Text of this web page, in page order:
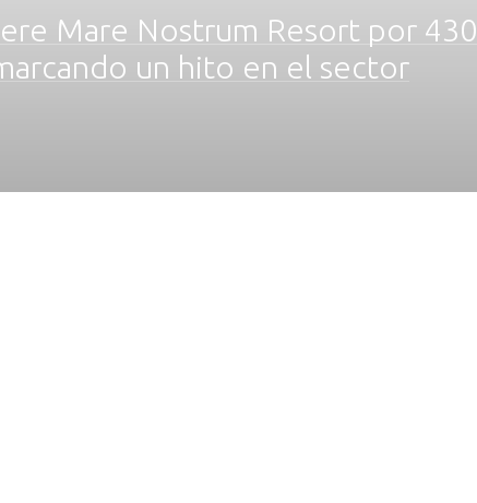
Mare Nostrum Resort por 430
un hito en el sector